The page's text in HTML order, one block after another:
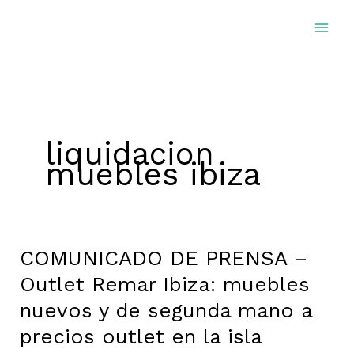
liquidacion
muebles ibiza
COMUNICADO DE PRENSA –
Outlet Remar Ibiza: muebles
nuevos y de segunda mano a
precios outlet en la isla
COMUNICADO
DE
PRENSA
–
Outlet